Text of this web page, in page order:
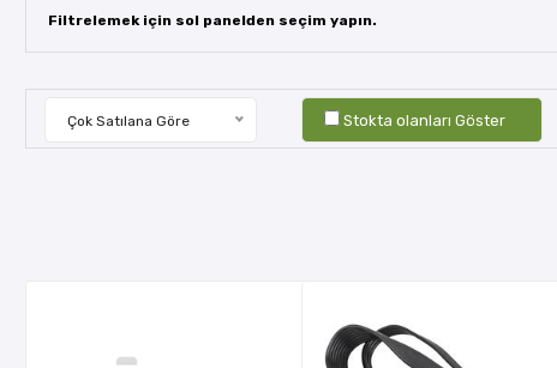
Filtrelemek için sol panelden seçim yapın.
Çok Satılana Göre Stokta olanları Göster